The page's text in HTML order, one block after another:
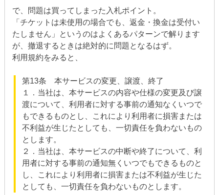
で、問題は買ってしまった入札ポイント。
「チケットは未使用の場合でも、返金・換金は受付い
たしません」というのはよくあるパターンで解ります
が、撤退するときは絶対的に問題となるはず。
利用規約をみると、
第13条 本サービスの変更、譲渡、終了
１．当社は、本サービスの内容や仕様の変更及び譲
渡について、利用者に対する事前の通知なくいつで
もできるものとし、これにより利用者に損害または
不利益が生じたとしても、一切責任を負わないもの
とします。
２．当社は、本サービスの中断や終了について、利
用者に対する事前の通知無くいつでもできるものと
し、これにより利用者に損害または不利益が生じた
としても、一切責任を負わないものとします。